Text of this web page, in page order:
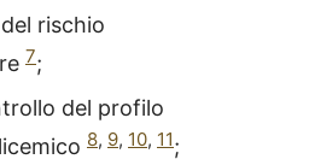
rischio
7;
del profilo
8, 9, 10, 11;